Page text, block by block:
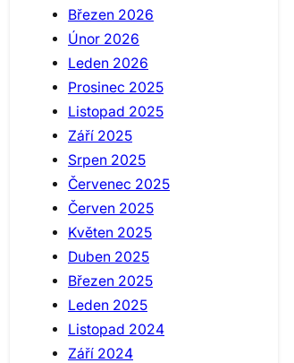
Březen 2026
Únor 2026
Leden 2026
Prosinec 2025
Listopad 2025
Září 2025
Srpen 2025
Červenec 2025
Červen 2025
Květen 2025
Duben 2025
Březen 2025
Leden 2025
Listopad 2024
Září 2024